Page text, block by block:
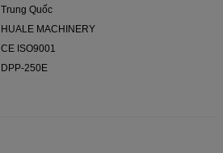
Trung Quốc
HUALE MACHINERY
CE ISO9001
DPP-250E